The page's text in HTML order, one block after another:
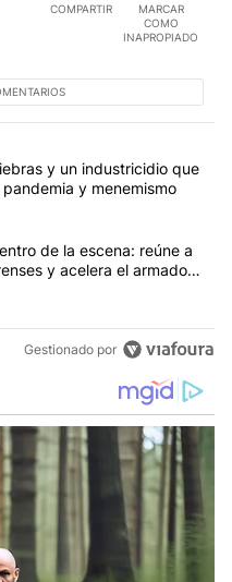
COMPARTIR
MARCAR
COMO
INAPROPIADO
más comentarios en los
"Récord histórico de
y un industricidio que
y menemismo
"Karina Milei vuelve al
de la escena: reúne a
y acelera el armado
Gestionado por